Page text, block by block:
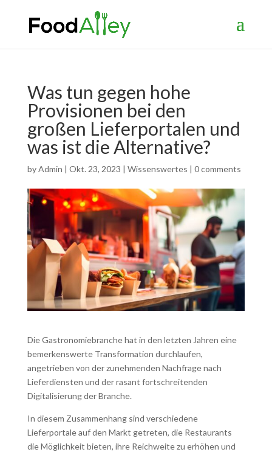
Was tun gegen hohe
Provisionen bei den
großen Lieferportalen und
was ist die Alternative?
byAdmin | Okt. 23, 2023 | Wissenswertes | 0 comments
Die Gastronomiebranche hat in den letzten Jahren eine
bemerkenswerte Transformation durchlaufen,
angetrieben von der zunehmenden Nachfrage nach
Lieferdiensten und der rasant fortschreitenden
Digitalisierung der Branche.
In diesem Zusammenhang sind verschiedene
Lieferportale auf den Markt getreten, die Restaurants
die Möglichkeit bieten, ihre Reichweite zu erhöhen und